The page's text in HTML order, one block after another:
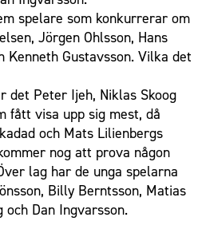
spelare som konkurrerar om
Jörgen Ohlsson, Hans
Kenneth Gustavsson. Vilka det
det Peter Ijeh, Niklas Skoog
fått visa upp sig mest, då
och Mats Lilienbergs
nog att prova någon
lag har de unga spelarna
Billy Berntsson, Matias
och Dan Ingvarsson.